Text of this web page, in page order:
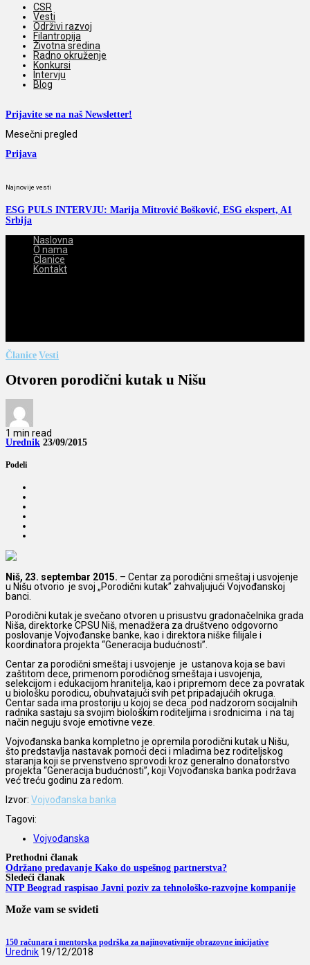
CSR
Vesti
Održivi razvoj
Filantropija
Životna sredina
Radno okruženje
Konkursi
Intervju
Blog
Prijavite se na naš Newsletter!
Mesečni pregled
Prijava
Najnovije vesti
ESG PULS INTERVJU: Marija Mitrović Bošković, ESG ekspert, A1
Srbija
Naslovna
O nama
Članice
Kontakt
Članice Vesti
Otvoren porodični kutak u Nišu
1 min read
Urednik 23/09/2015
Podeli
Niš, 23. septembar 2015. – Centar za porodični smeštaj i usvojenje
u Nišu otvorio je svoj „Porodični kutak” zahvaljujući Vojvođanskoj
banci.
Porodični kutak je svečano otvoren u prisustvu gradonačelnika grada
Niša, direktorke CPSU Niš, menadžera za društveno odgovorno
poslovanje Vojvođanske banke, kao i direktora niške filijale i
koordinatora projekta “Generacija budućnosti”.
Centar za porodični smeštaj i usvojenje je ustanova koja se bavi
zaštitom dece, primenom porodičnog smeštaja i usvojenja,
selekcijom i edukacijom hranitelja, kao i pripremom dece za povratak
u biološku porodicu, obuhvatajući svih pet pripadajućih okruga.
Centar sada ima prostoriju u kojoj se deca pod nadzorom socijalnih
radnika sastaju sa svojim biološkim roditeljima i srodnicima i na taj
način neguju svoje emotivne veze.
Vojvođanska banka kompletno je opremila porodični kutak u Nišu,
što predstavlja nastavak pomoći deci i mladima bez roditeljskog
staranja koji se prvenstveno sprovodi kroz generalno donatorstvo
projekta “Generacija budućnosti”, koji Vojvođanska banka podržava
već treću godinu za redom.
Izvor: Vojvođanska banka
Tagovi:
Vojvođanska
Prethodni članak
Održano predavanje Kako do uspešnog partnerstva?
Sledeći članak
NTP Beograd raspisao Javni poziv za tehnološko-razvojne kompanije
Može vam se svideti
150 računara i mentorska podrška za najinovativnije obrazovne inicijative
Urednik 19/12/2018